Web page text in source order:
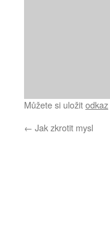
Můžete si uložitodkaz
← Jak zkrotit mysl